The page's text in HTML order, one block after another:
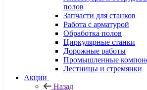
полов
Запчасти для станков
Работа с арматурой
Обработка полов
Циркулярные станки
Дорожные работы
Промышленные
Лестницы и стремянки
Акции
Назад